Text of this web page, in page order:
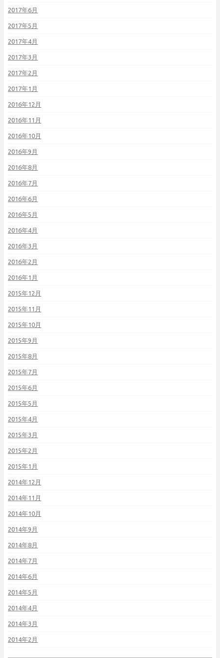
2017年6月
2017年5月
2017年4月
2017年3月
2017年2月
2017年1月
2016年12月
2016年11月
2016年10月
2016年9月
2016年8月
2016年7月
2016年6月
2016年5月
2016年4月
2016年3月
2016年2月
2016年1月
2015年12月
2015年11月
2015年10月
2015年9月
2015年8月
2015年7月
2015年6月
2015年5月
2015年4月
2015年3月
2015年2月
2015年1月
2014年12月
2014年11月
2014年10月
2014年9月
2014年8月
2014年7月
2014年6月
2014年5月
2014年4月
2014年3月
2014年2月